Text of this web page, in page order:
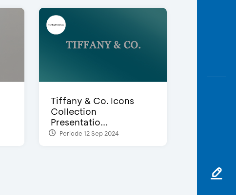
Tiffany & Co. Icons
Collection
Presentatio...
Periode 12 Sep 2024